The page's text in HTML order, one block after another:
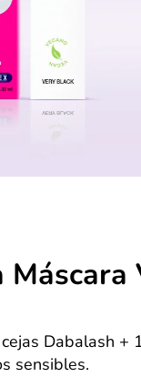
Dabalash +
sensibles.